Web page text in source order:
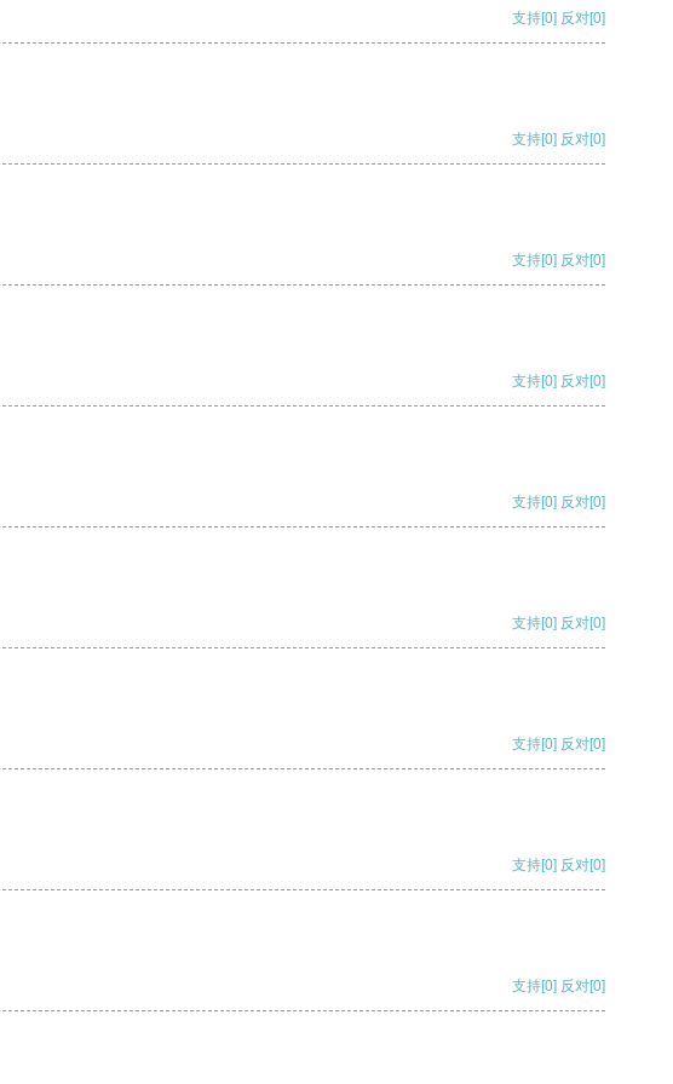
支持[0] 反对[0]
支持[0] 反对[0]
支持[0] 反对[0]
支持[0] 反对[0]
支持[0] 反对[0]
支持[0] 反对[0]
支持[0] 反对[0]
支持[0] 反对[0]
支持[0] 反对[0]